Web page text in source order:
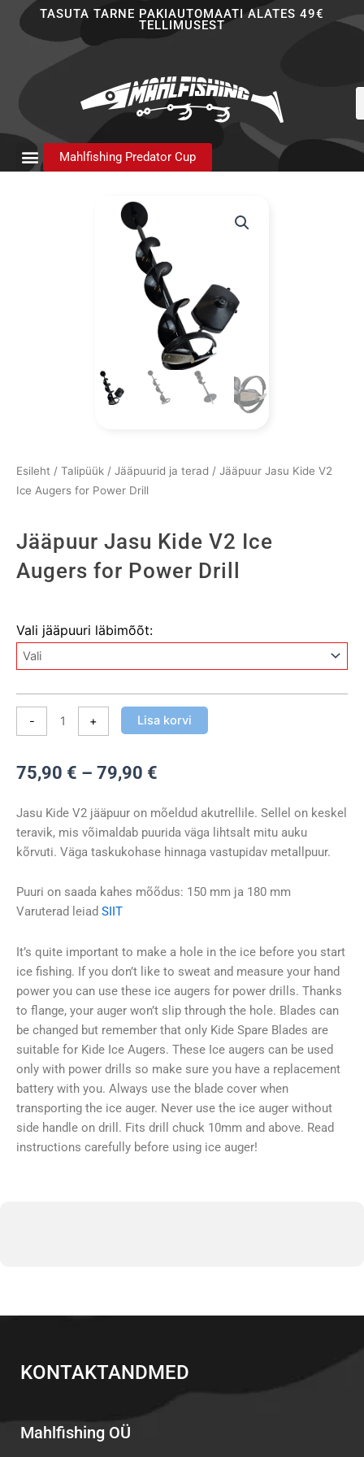
TASUTA TARNE PAKIAUTOMAATI ALATES 49€
TELLIMUSEST
Mahlfishing Predator Cup
Esileht / Talipüük / Jääpuurid ja terad / Jääpuur Jasu Kide V2
Ice Augers for Power Drill
Jääpuur Jasu Kide V2 Ice
Augers for Power Drill
Vali jääpuuri läbimõõt:
-
Jasu
Kide
Ice
Augers
for
Drill
+ Lisa korvi
75,90 € – 79,90 €
kuni
79,90 €
Jasu Kide V2 jääpuur on mõeldud akutrellile. Sellel on keskel
teravik, mis võimaldab puurida väga lihtsalt mitu auku
kõrvuti. Väga taskukohase hinnaga vastupidav metallpuur.
Puuri on saada kahes mõõdus: 150 mm ja 180 mm
Varuterad leiad SIIT
It’s quite important to make a hole in the ice before you start
ice fishing. If you don’t like to sweat and measure your hand
power you can use these ice augers for power drills. Thanks
to flange, your auger won’t slip through the hole. Blades can
be changed but remember that only Kide Spare Blades are
suitable for Kide Ice Augers. These Ice augers can be used
only with power drills so make sure you have a replacement
battery with you. Always use the blade cover when
transporting the ice auger. Never use the ice auger without
side handle on drill. Fits drill chuck 10mm and above. Read
instructions carefully before using ice auger!
KONTAKTANDMED
Mahlfishing OÜ